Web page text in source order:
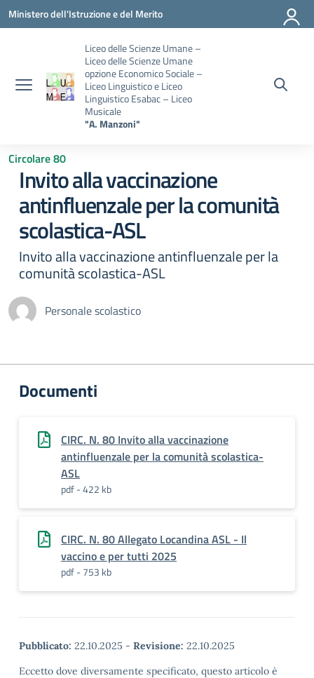
Vai ai contenuti
Vai al menu di navigazione
Vai al footer
Ministero dell'Istruzione e del Merito
Liceo delle Scienze Umane –
Liceo delle Scienze Umane
opzione Economico Sociale –
Liceo Linguistico e Liceo
Linguistico Esabac – Liceo
Musicale
"A. Manzoni"
Circolare 80
Invito alla vaccinazione
antinfluenzale per la comunità
scolastica-ASL
Invito alla vaccinazione antinfluenzale per la
comunità scolastica-ASL
Personale scolastico
Documenti
CIRC. N. 80 Invito alla vaccinazione
antinfluenzale per la comunità scolastica-
ASL
pdf - 422 kb
CIRC. N. 80 Allegato Locandina ASL - Il
vaccino e per tutti 2025
pdf - 753 kb
Pubblicato: 22.10.2025 - Revisione: 22.10.2025
Eccetto dove diversamente specificato, questo articolo è